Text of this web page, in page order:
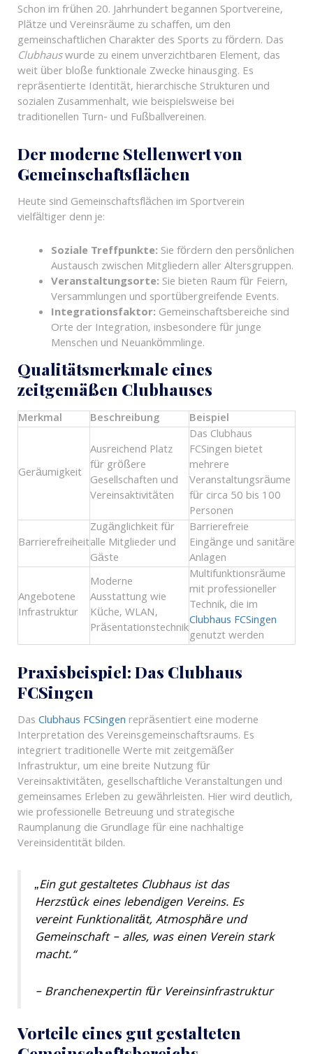
Schon im frühen 20. Jahrhundert begannen Sportvereine,
Plätze und Vereinsräume zu schaffen, um den
gemeinschaftlichen Charakter des Sports zu fördern. Das
Clubhauswurde zu einem unverzichtbaren Element, das
weit über bloße funktionale Zwecke hinausging. Es
repräsentierte Identität, hierarchische Strukturen und
sozialen Zusammenhalt, wie beispielsweise bei
traditionellen Turn- und Fußballvereinen.
Der moderne Stellenwert von
Gemeinschaftsflächen
Heute sind Gemeinschaftsflächen im Sportverein
vielfältiger denn je:
Soziale Treffpunkte: Sie fördern den persönlichen
Austausch zwischen Mitgliedern aller Altersgruppen.
Veranstaltungsorte: Sie bieten Raum für Feiern,
Versammlungen und sportübergreifende Events.
Integrationsfaktor: Gemeinschaftsbereiche sind
Orte der Integration, insbesondere für junge
Menschen und Neuankömmlinge.
Qualitätsmerkmale eines
zeitgemäßen Clubhauses
Merkmal Beschreibung Beispiel
Geräumigkeit
Ausreichend Platz
für größere
Gesellschaften und
Vereinsaktivitäten
Das Clubhaus
FCSingen bietet
mehrere
Veranstaltungsräume
für circa 50 bis 100
Personen
Barrierefreiheit
Zugänglichkeit für
alle Mitglieder und
Gäste
Barrierefreie
Eingänge und sanitäre
Anlagen
Angebotene
Infrastruktur
Moderne
Ausstattung wie
Küche, WLAN,
Präsentationstechnik
Multifunktionsräume
mit professioneller
Technik, die im
Clubhaus FCSingen
genutzt werden
Praxisbeispiel: Das Clubhaus
FCSingen
DasClubhaus FCSingen repräsentiert eine moderne
Interpretation des Vereinsgemeinschaftsraums. Es
integriert traditionelle Werte mit zeitgemäßer
Infrastruktur, um eine breite Nutzung für
Vereinsaktivitäten, gesellschaftliche Veranstaltungen und
gemeinsames Erleben zu gewährleisten. Hier wird deutlich,
wie professionelle Betreuung und strategische
Raumplanung die Grundlage für eine nachhaltige
Vereinsidentität bilden.
„Ein gut gestaltetes Clubhaus ist das
Herzstück eines lebendigen Vereins. Es
vereint Funktionalität, Atmosphäre und
Gemeinschaft – alles, was einen Verein stark
macht.“
– Branchenexpertin für Vereinsinfrastruktur
Vorteile eines gut gestalteten